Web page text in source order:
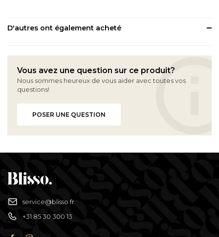
D'autres ont également acheté
Vous avez une question sur ce produit?
Nous sommes heureux de vous aider avec toutes vos
questions!
POSER UNE QUESTION
service@blisso.fr
+31 85 30 300 13